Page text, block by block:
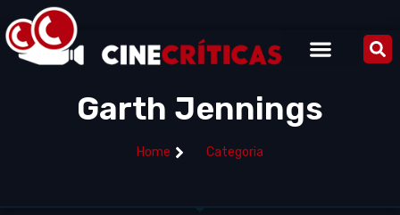
Garth Jennings
Home Categoria